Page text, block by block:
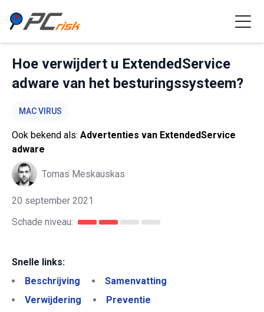
Hoe verwijdert u ExtendedService
adware van het besturingssysteem?
MAC VIRUS
Ook bekend als: Advertenties van ExtendedService
adware
Tomas Meskauskas
20 september 2021
Schade niveau:
Snelle links:
Beschrijving
Samenvatting
Verwijdering
Preventie